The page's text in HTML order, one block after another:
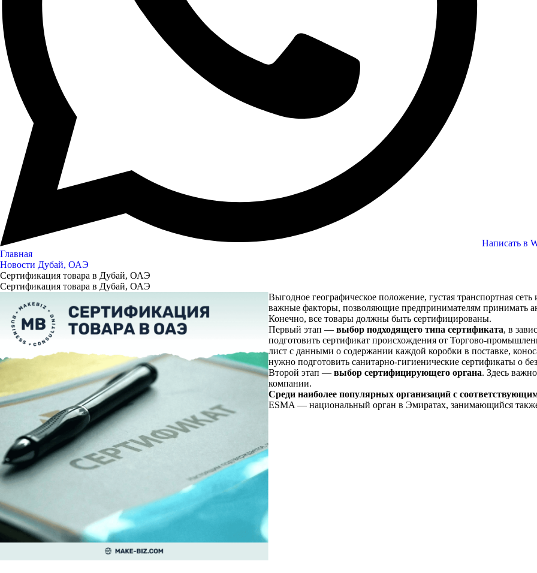
Написать в
Главная
Новости Дубай, ОАЭ
Сертификация товара в Дубай, ОАЭ
Сертификация товара в Дубай, ОАЭ
Выгодное географическое положение, густая транспортная
важные факторы, позволяющие предпринимателям принимать
Конечно, все товары должны быть сертифицированы.
Первый этап — выбор подходящего типа сертификата, в
подготовить сертификат происхождения от Торгово-
лист с данными о содержании каждой коробки в поставке,
нужно подготовить санитарно-гигиенические сертификаты о
Второй этап — выбор сертифицирующего органа. Здесь
компании.
Среди наиболее популярных организаций с
ESMA — национальный орган в Эмиратах, занимающийся также